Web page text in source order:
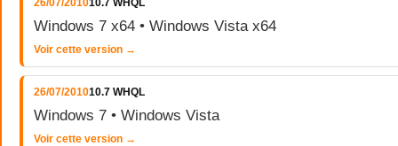
26/07/201010.7 WHQL
Windows 7 x64 • Windows Vista x64
Voir cette version →
26/07/201010.7 WHQL
Windows 7 • Windows Vista
Voir cette version →